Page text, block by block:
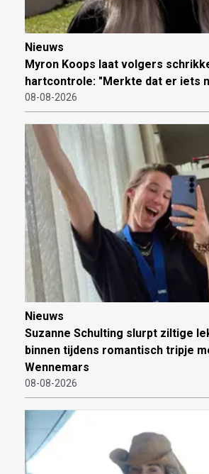
Nieuws
Myron Koops laat volgers
hartcontrole: "Merkte dat er iets
08-08-2026
Nieuws
Suzanne Schulting slurpt ziltige
binnen tijdens romantisch tripje
Wennemars
08-08-2026